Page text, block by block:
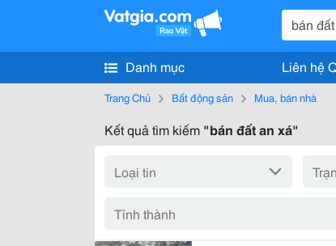
Danh mục Liên hệ
Trang Chủ Bất động sản Mua, bán nhà
Kết quả tìm kiếm "bán đất an xá"